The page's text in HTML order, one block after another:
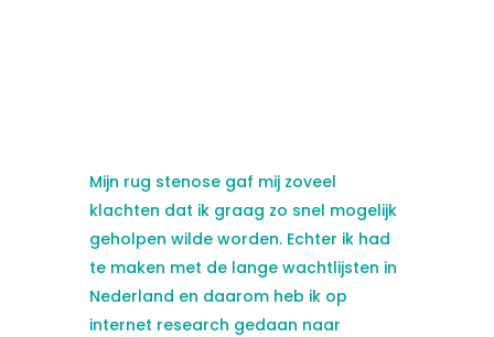
Mijn rug stenose gaf mij zoveel
klachten dat ik graag zo snel mogelijk
geholpen wilde worden. Echter ik had
te maken met de lange wachtlijsten in
Nederland en daarom heb ik op
internet research gedaan naar